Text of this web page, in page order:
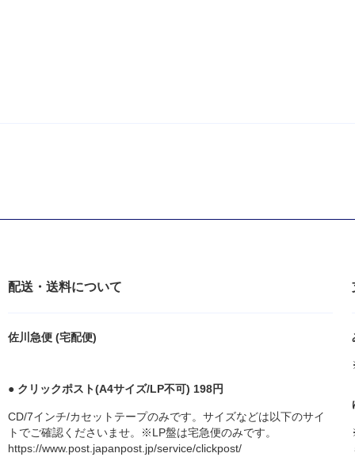
配送・送料について
佐川急便 (宅配便)
● クリックポスト(A4サイズ/LP不可) 198円
CD/7インチ/カセットテープのみです。サイズなどは以下のサイ
トでご確認くださいませ。※LP盤は宅急便のみです。
https://www.post.japanpost.jp/service/clickpost/